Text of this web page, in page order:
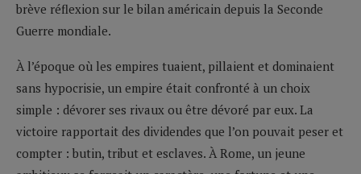
brève réflexion sur le bilan américain depuis la Seconde
Guerre mondiale.
À l’époque où les empires tuaient, pillaient et dominaient
sans hypocrisie, un empire était confronté à un choix
simple : dévorer ses rivaux ou être dévoré par eux. La
victoire rapportait des dividendes que l’on pouvait peser et
compter : butin, tribut et esclaves. À Rome, un jeune